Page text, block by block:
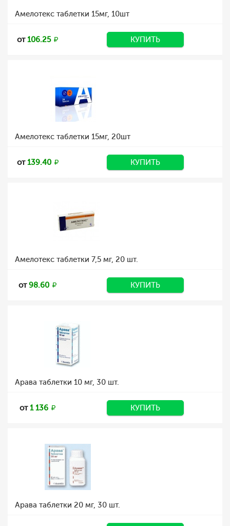
Амелотекс таблетки 15мг, 10шт
от106.25 КУПИТЬ
Амелотекс таблетки 15мг, 20шт
от139.40 КУПИТЬ
Амелотекс таблетки 7,5 мг, 20 шт.
от98.60 КУПИТЬ
Арава таблетки 10 мг, 30 шт.
от1 136 КУПИТЬ
Арава таблетки 20 мг, 30 шт.